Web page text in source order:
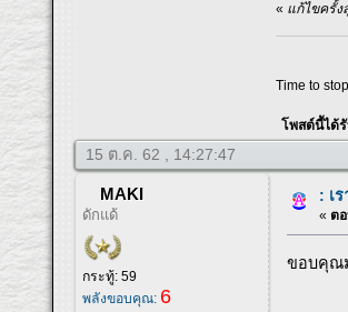
« แก้ไขครั้ง
Time to
โพสต์นี้ได้
15 ต.ค. 62 , 14:27:47
MAKI
ดักแด้
กระทู้: 59
พลังขอบคุณ: 6
: เ
« ต
ขอบคุณ